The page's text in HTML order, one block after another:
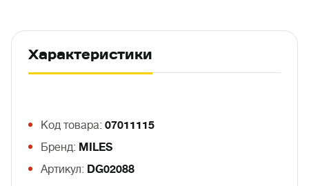
Характеристики
Код товара: 07011115
Бренд: MILES
Артикул: DG02088